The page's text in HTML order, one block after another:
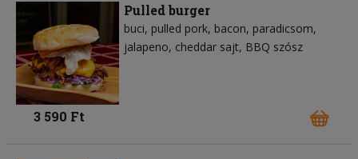
Pulled burger
buci pulled pork bacon paradicsom
jalapeno cheddar sajt BBQ szósz
3 590 Ft